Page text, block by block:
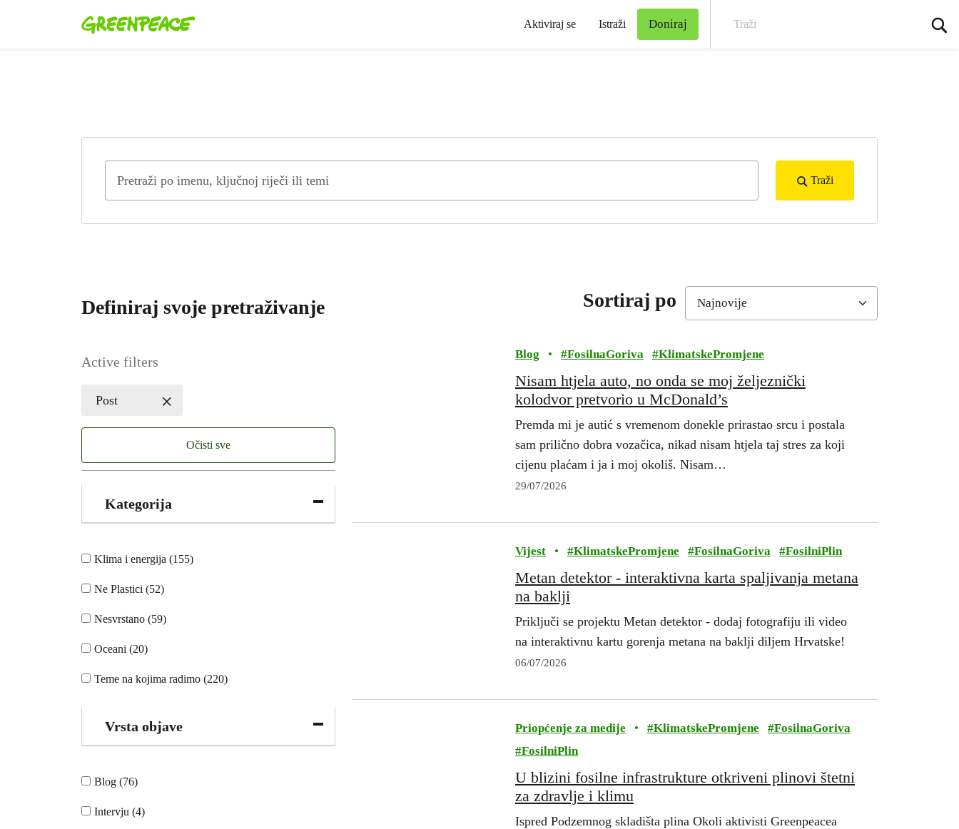
Aktiviraj se Istraži Doniraj
Traži
Definiraj svoje pretraživanje
Active filters
Post
Očisti sve
Kategorija
Klima i energija (155)
Ne Plastici (52)
Nesvrstano (59)
Oceani (20)
Teme na kojima radimo (220)
Vrsta objave
Blog (76)
Intervju (4)
Sortiraj po
Nisam htjela auto, no onda se moj željeznički
kolodvor pretvorio u McDonald’s
Blog • #FosilnaGoriva #KlimatskePromjene
Premda mi je autić s vremenom donekle prirastao srcu i postala
sam prilično dobra vozačica, nikad nisam htjela taj stres za koji
cijenu plaćam i ja i moj okoliš. Nisam…
29/07/2026
Metan detektor - interaktivna karta spaljivanja metana
na baklji
Vijest • #KlimatskePromjene #FosilnaGoriva #FosilniPlin
Priključi se projektu Metan detektor - dodaj fotografiju ili video
na interaktivnu kartu gorenja metana na baklji diljem Hrvatske!
06/07/2026
U blizini fosilne infrastrukture otkriveni plinovi štetni
za zdravlje i klimu
Priopćenje za medije • #KlimatskePromjene #FosilnaGoriva
#FosilniPlin
Ispred Podzemnog skladišta plina Okoli aktivisti Greenpeacea